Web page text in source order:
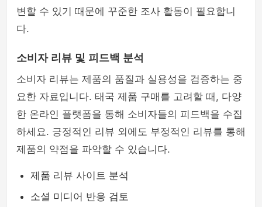
변할 수 있기 때문에 꾸준한 조사 활동이 필요합니
다.
소비자 리뷰 및 피드백 분석
소비자 리뷰는 제품의 품질과 실용성을 검증하는 중
요한 자료입니다. 태국 제품 구매를 고려할 때, 다양
한 온라인 플랫폼을 통해 소비자들의 피드백을 수집
하세요. 긍정적인 리뷰 외에도 부정적인 리뷰를 통해
제품의 약점을 파악할 수 있습니다.
제품 리뷰 사이트 분석
소셜 미디어 반응 검토